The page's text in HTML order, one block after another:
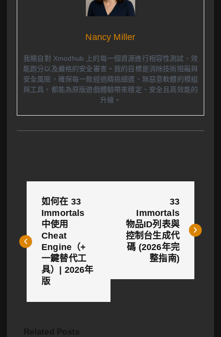
Nancy Miller
我親自對 Xmodhub 上的每一個資源進行相容性測試、效
能跑分以及嚴格的安全審查。我的目標是消除技術阻礙與
安全風險，確保每一款經過精挑細選、無惡意軟體的模組
與工具，都能為原版遊戲體驗帶來穩定、安全且高效能的
升級。
導
覽
如何在 33
Immortals
中使用
Cheat
Engine（+
一鍵替代工
具）| 2026年
版
33
Immortals
物品ID列表與
控制台生成代
碼 (2026年完
整指南)
Related Posts